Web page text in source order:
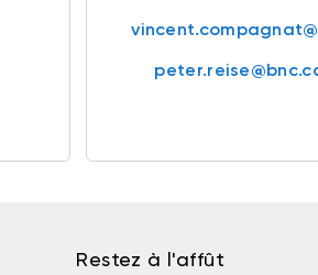
Restez à l'affût